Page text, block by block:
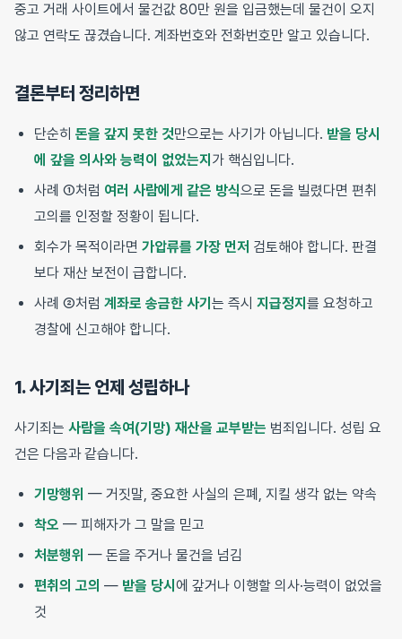
중고 거래 사이트에서 물건값 80만 원을 입금했는데 물건이 오지
않고 연락도 끊겼습니다. 계좌번호와 전화번호만 알고 있습니다.
결론부터 정리하면
단순히 돈을 갚지 못한 것만으로는 사기가 아닙니다. 받을 당시
에 갚을 의사와 능력이 없었는지 가 핵심입니다.
사례 ①처럼 여러 사람에게 같은 방식으로 돈을 빌렸다면 편취
고의를 인정할 정황이 됩니다.
회수가 목적이라면 가압류를 가장 먼저 검토해야 합니다. 판결
보다 재산 보전이 급합니다.
사례 ②처럼 계좌로 송금한 사기 는 즉시 지급정지 를 요청하고
경찰에 신고해야 합니다.
1. 사기죄는 언제 성립하나
사기죄는 사람을 속여(기망) 재산을 교부받는 범죄입니다. 성립 요
건은 다음과 같습니다.
기망행위 — 거짓말, 중요한 사실의 은폐, 지킬 생각 없는 약속
착오 — 피해자가 그 말을 믿고
처분행위 — 돈을 주거나 물건을 넘김
편취의 고의 — 받을 당시 에 갚거나 이행할 의사·능력이 없었을
것